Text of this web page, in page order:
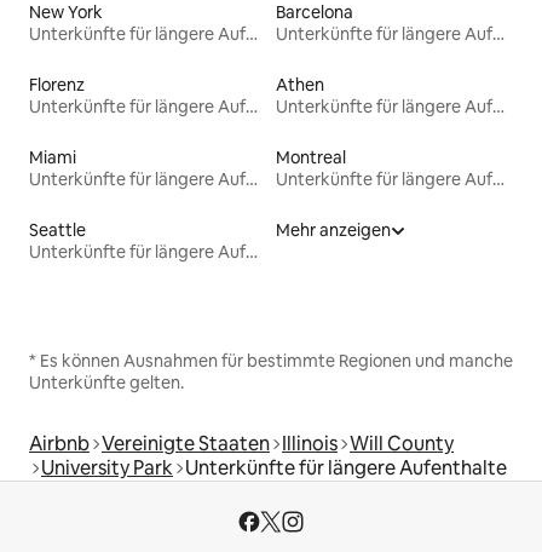
New York
Unterkünfte für längere Aufenthalte
Barcelona
Unterkünfte für längere Aufenthalte
Florenz
Unterkünfte für längere Aufenthalte
Athen
Unterkünfte für längere Aufenthalte
Miami
Unterkünfte für längere Aufenthalte
Montreal
Unterkünfte für längere Aufenthalte
Seattle
Unterkünfte für längere Aufenthalte
Mehr anzeigen
* Es können Ausnahmen für bestimmte Regionen und manche
Unterkünfte gelten.
Airbnb Vereinigte Staaten Illinois Will County
University Park Unterkünfte für längere Aufenthalte